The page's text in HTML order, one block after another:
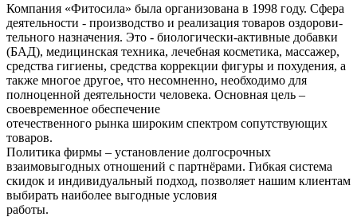
Компания «Фитосила» была организована в 1998 году. Сфера
деятельности - производство и реализация товаров оздорови-
тельного назначения. Это - биологически-активные добавки
(БАД), медицинская техника, лечебная косметика, массажер,
средства гигиены, средства коррекции фигуры и похудения, а
также многое другое, что несомненно, необходимо для
полноценной деятельности человека. Основная цель –
своевременное обеспечение
отечественного рынка широким спектром сопутствующих
товаров.
Политика фирмы – установление долгосрочных
взаимовыгодных отношений с партнёрами. Гибкая система
скидок и индивидуальный подход, позволяет нашим клиентам
выбирать наиболее выгодные условия
работы.